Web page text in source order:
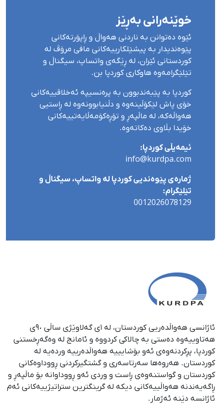
خوێنەرانی بەڕێز
ئێوە دەتوانن بە ناردنی هەواڵ و ڕاپۆرتەکانی
پێوەندیدار بە پیشێلکارییەکانی مافی مرۆڤ لە
کوردستانی ئێران، لە ڕێگەی واتساپ، سیگناڵ و
تێلێگرامەوە هاوکاری کوردپا بن.
کوردپا بە پێبەندبوون بە پرەنسیپە ئەخلاقییەکانی
خۆی پاش لێکۆڵینەوە و دڵنیابوونەوە لە ڕاستیی
هەواڵەکە، لە ماڵپەڕ و تۆڕەکۆمەڵایەتییەکانی
خۆیدا بڵاوی دەکاتەوە.
ئیمەیڵی کوردپا:
info@kurdpa.com
ژمارەی پێوەندیی کوردپا لە واتساپ، سیگناڵ و
تێلێگرام:
0012026078129
ئاژانسی هەواڵدەریی کوردستان، لە ١ی گەلاوێژی ساڵی ٩٠ی
هەتاوییەوە دەستی بە چالاکی کردووە و ئامانج لە وەگەڕخستنی
كوردپا، پڕكردنەوەی ئەو بۆشایییە هەواڵدەرییە وردەیە لە
كوردستان. هەروەها سەرتاسەری و گشتگیركردنی ڕووداوەكانی
كوردستان و گواستنەوەی ڕاست و وردی ئەو ڕووداوانە بۆ ماڵپەڕ و
ڕاگەیەندنە هەواڵییەكانی دیكە لە گرینگترین ستراتیژییەكانی ئەم
ئاژانسە دێنە ئەژمار.